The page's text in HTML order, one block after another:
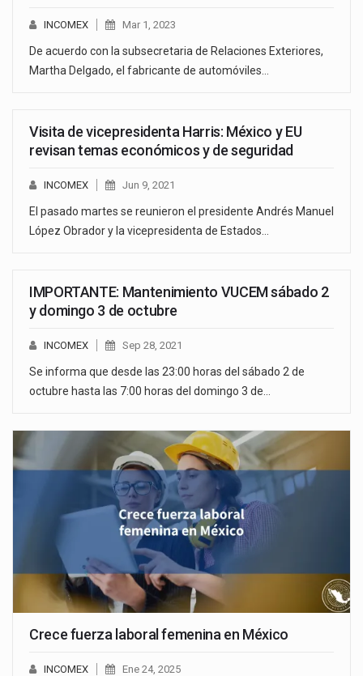
INCOMEX Mar 1, 2023
De acuerdo con la subsecretaria de Relaciones Exteriores,
Martha Delgado, el fabricante de automóviles…
Visita de vicepresidenta Harris: México y EU
revisan temas económicos y de seguridad
INCOMEX Jun 9, 2021
El pasado martes se reunieron el presidente Andrés Manuel
López Obrador y la vicepresidenta de Estados…
IMPORTANTE: Mantenimiento VUCEM sábado 2
y domingo 3 de octubre
INCOMEX Sep 28, 2021
Se informa que desde las 23:00 horas del sábado 2 de
octubre hasta las 7:00 horas del domingo 3 de…
Crece fuerza laboral femenina en México
INCOMEX Ene 24, 2025